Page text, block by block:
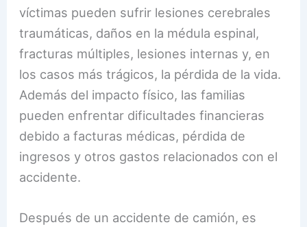
víctimas pueden sufrir lesiones cerebrales
traumáticas, daños en la médula espinal,
fracturas múltiples, lesiones internas y, en
los casos más trágicos, la pérdida de la vida.
Además del impacto físico, las familias
pueden enfrentar dificultades financieras
debido a facturas médicas, pérdida de
ingresos y otros gastos relacionados con el
accidente.
Después de un accidente de camión, es